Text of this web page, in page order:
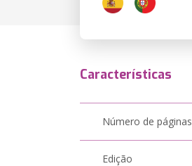
Características
Número de páginas
Edição